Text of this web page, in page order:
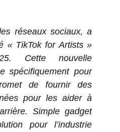
réseaux sociaux, a
« TikTok for Artists »
Cette nouvelle
spécifiquement pour
de fournir des
pour les aider à
Simple gadget
pour l’industrie